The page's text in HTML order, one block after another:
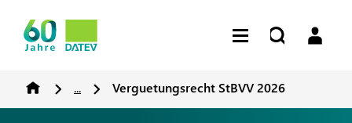
... Verguetungsrecht StBVV 2026